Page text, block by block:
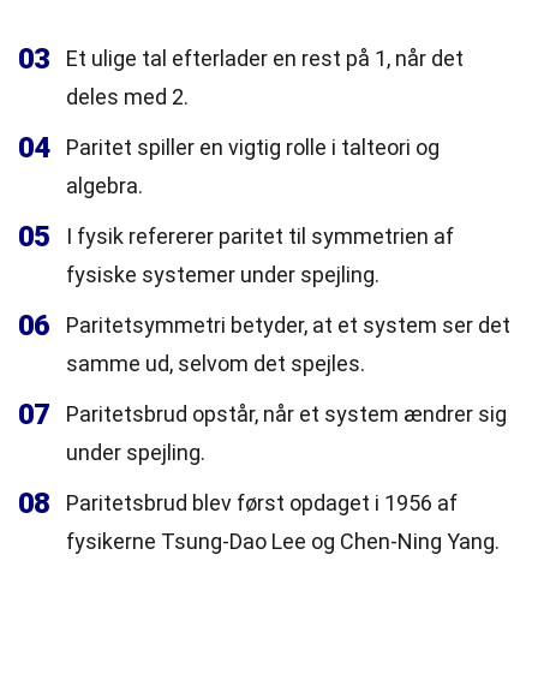
03
Et ulige tal efterlader en rest på 1, når det
deles med 2.
04
Paritet spiller en vigtig rolle i talteori og
algebra.
05
I fysik refererer paritet til symmetrien af
fysiske systemer under spejling.
06
Paritetsymmetri betyder, at et system ser det
samme ud, selvom det spejles.
07
Paritetsbrud opstår, når et system ændrer sig
under spejling.
08
Paritetsbrud blev først opdaget i 1956 af
fysikerne Tsung-Dao Lee og Chen-Ning Yang.